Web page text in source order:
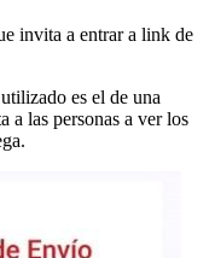
invita a entrar a link de
es el de una
a las personas a ver los